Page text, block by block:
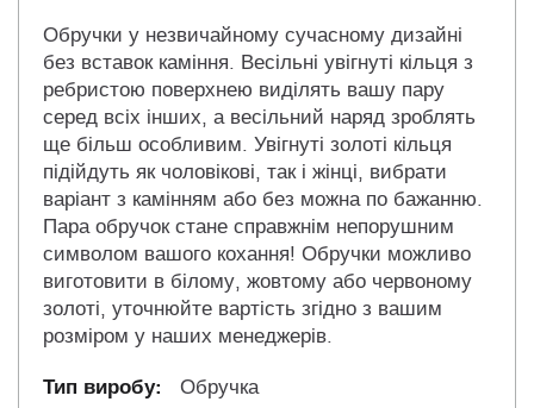
Обручки у незвичайному сучасному дизайні
без вставок каміння. Весільні увігнуті кільця з
ребристою поверхнею виділять вашу пару
серед всіх інших, а весільний наряд зроблять
ще більш особливим. Увігнуті золоті кільця
підійдуть як чоловікові, так і жінці, вибрати
варіант з камінням або без можна по бажанню.
Пара обручок стане справжнім непорушним
символом вашого кохання! Обручки можливо
виготовити в білому, жовтому або червоному
золоті, уточнюйте вартість згідно з вашим
розміром у наших менеджерів.
Обручка